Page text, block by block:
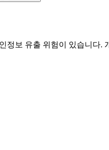
정보 유출 위험이 있습니다